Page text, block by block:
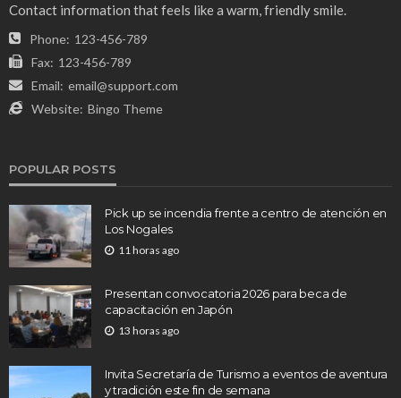
Contact information that feels like a warm, friendly smile.
Phone: 123-456-789
Fax: 123-456-789
Email: email@support.com
Website: Bingo Theme
POPULAR POSTS
Pick up se incendia frente a centro de atención en
Los Nogales
11 horas ago
Presentan convocatoria 2026 para beca de
capacitación en Japón
13 horas ago
Invita Secretaría de Turismo a eventos de aventura
y tradición este fin de semana